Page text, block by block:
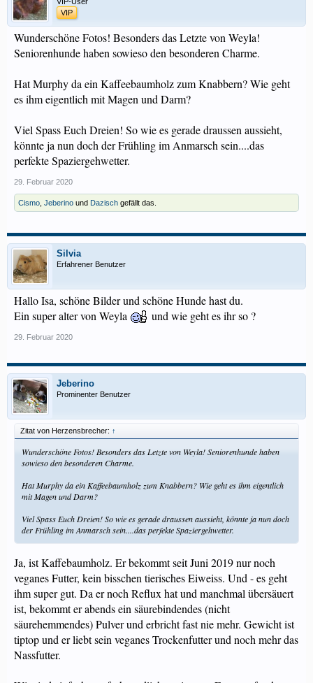
VIP
Wunderschöne Fotos! Besonders das Letzte von Weyla!
Seniorenhunde haben sowieso den besonderen Charme.
Hat Murphy da ein Kaffeebaumholz zum Knabbern? Wie geht
es ihm eigentlich mit Magen und Darm?
Viel Spass Euch Dreien! So wie es gerade draussen aussieht,
könnte ja nun doch der Frühling im Anmarsch sein....das
perfekte Spaziergehwetter.
29. Februar 2020
Cismo Jeberino und Dazisch gefällt das.
Silvia
Erfahrener Benutzer
Hallo Isa, schöne Bilder und schöne Hunde hast du.
Ein super alter von Weyla
und wie geht es ihr so ?
29. Februar 2020
Jeberino
Prominenter Benutzer
Zitat von Herzensbrecher: ↑
Wunderschöne Fotos! Besonders das Letzte von Weyla! Seniorenhunde haben
sowieso den besonderen Charme.
Hat Murphy da ein Kaffeebaumholz zum Knabbern? Wie geht es ihm eigentlich
mit Magen und Darm?
Viel Spass Euch Dreien! So wie es gerade draussen aussieht, könnte ja nun doch
der Frühling im Anmarsch sein....das perfekte Spaziergehwetter.
Ja, ist Kaffebaumholz. Er bekommt seit Juni 2019 nur noch
veganes Futter, kein bisschen tierisches Eiweiss. Und - es geht
ihm super gut. Da er noch Reflux hat und manchmal übersäuert
ist, bekommt er abends ein säurebindendes (nicht
säurehemmendes) Pulver und erbricht fast nie mehr. Gewicht ist
tiptop und er liebt sein veganes Trockenfutter und noch mehr das
Nassfutter.